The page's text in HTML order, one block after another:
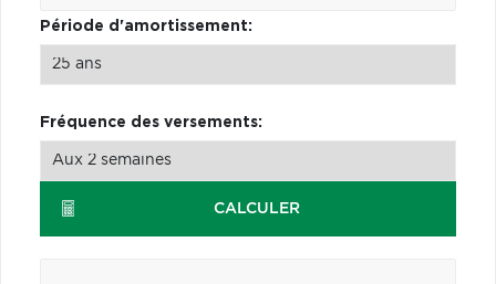
Période d'amortissement:
Fréquence des versements:
CALCULER